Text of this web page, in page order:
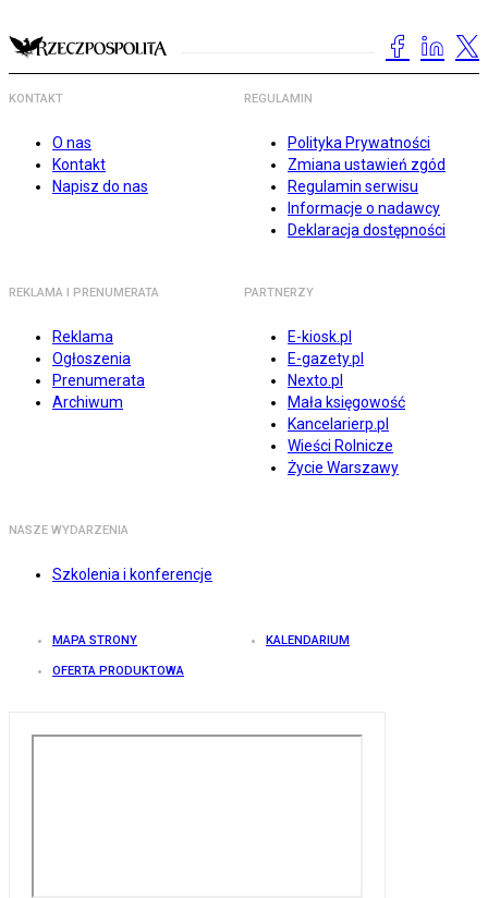
KONTAKT
O nas
Kontakt
Napisz do nas
REGULAMIN
Polityka Prywatności
Zmiana ustawień zgód
Regulamin serwisu
Informacje o nadawcy
Deklaracja dostępności
REKLAMA I PRENUMERATA
Reklama
Ogłoszenia
Prenumerata
Archiwum
PARTNERZY
E-kiosk.pl
E-gazety.pl
Nexto.pl
Mała księgowość
Kancelarierp.pl
Wieści Rolnicze
Życie Warszawy
NASZE WYDARZENIA
Szkolenia i konferencje
MAPA STRONY KALENDARIUM
OFERTA PRODUKTOWA